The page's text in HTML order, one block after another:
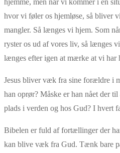
hvor vi føler os hjemløse, så bliver
mangler. Så længes vi hjem. Som
ryster os ud af vores liv, så længes
længes efter igen at mærke at vi har
Jesus bliver væk fra sine forældre i
han oprør? Måske er han nået der
plads i verden og hos Gud? I hvert
Bibelen er fuld af fortællinger der
kan blive væk fra Gud. Tænk bare